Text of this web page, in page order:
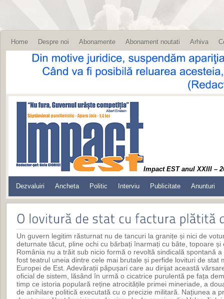
Home Despre noi Abonamente Abonament noutati Arhiva
Impact EST anul XXIII –
Dezvaluiri Ancheta Politic Interviu Publicitate Anunturi
Un guvern legitim răsturnat nu de tancuri la granițe și nici de
deturnate tăcut, pline ochi cu bărbați înarmați cu bâte, topoare
România nu a trăit sub nicio formă o revoltă sindicală spontană
fost teatrul uneia dintre cele mai brutale și perfide lovituri de stat
Europei de Est. Adevărații păpușari care au dirijat această
oficial de sistem, lăsând în urmă o cicatrice purulentă pe fața
timp ce istoria populară reține atrocitățile primei mineriade, a
de anihilare politică executată cu o precizie militară. Națiunea a